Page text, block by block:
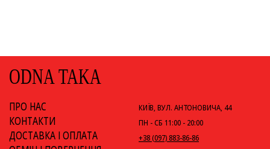
ODNA TAKA
ПРО НАС
КОНТАКТИ
ДОСТАВКА І ОПЛАТА
КИЇВ, ВУЛ. АНТОНОВИЧА, 44
ПН - СБ 11:00 - 20:00
+38 (097) 883-86-86